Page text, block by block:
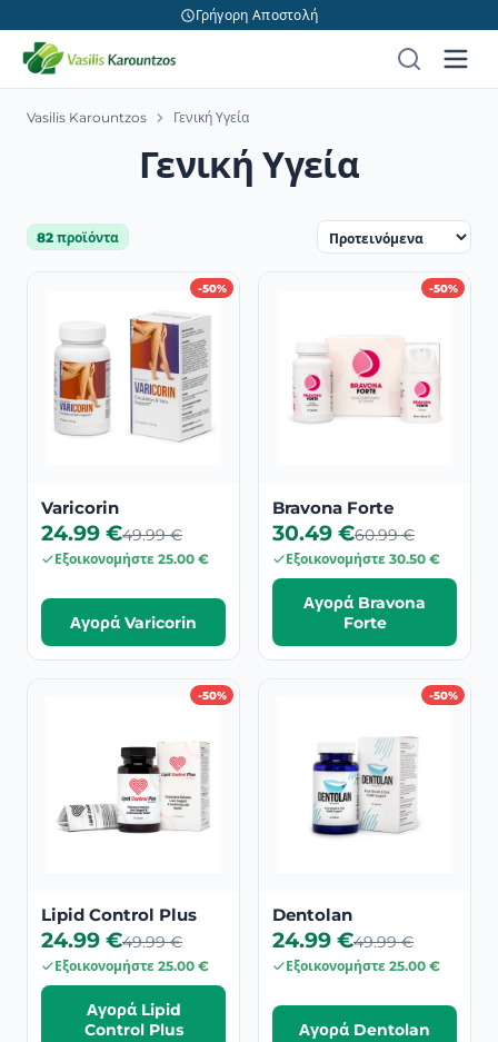
Γρήγορη Αποστολή
Vasilis Karountzos Γενική Υγεία
Γενική Υγεία
82 προϊόντα
-50%
Varicorin
24.99 €49.99 €
Εξοικονομήστε 25.00 €
Αγορά Varicorin
-50%
Bravona Forte
30.49 €60.99 €
Εξοικονομήστε 30.50 €
Αγορά Bravona
Forte
-50%
Lipid Control Plus
24.99 €49.99 €
Εξοικονομήστε 25.00 €
Αγορά Lipid
Control Plus
-50%
Dentolan
24.99 €49.99 €
Εξοικονομήστε 25.00 €
Αγορά Dentolan